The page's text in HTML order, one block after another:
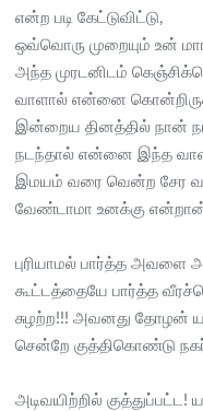
என்ற படி கேட்டுவிட்டு,
ஒவ்வொரு முறையும் உன்
அந்த முரடனிடம்
வாளால் என்னை
இன்றைய தினத்தில் நான்
நடந்தால் என்னை இந்த
இமயம் வரை வென்ற சேர
வேண்டாமா உனக்கு
புரியாமல் பார்த்த
கூட்டத்தையே பார்த்த
சுழற்ற!!! அவனது தோழன்
சென்றே குத்திகொண்டு
அடிவயிற்றில் குத்துப்பட்ட!